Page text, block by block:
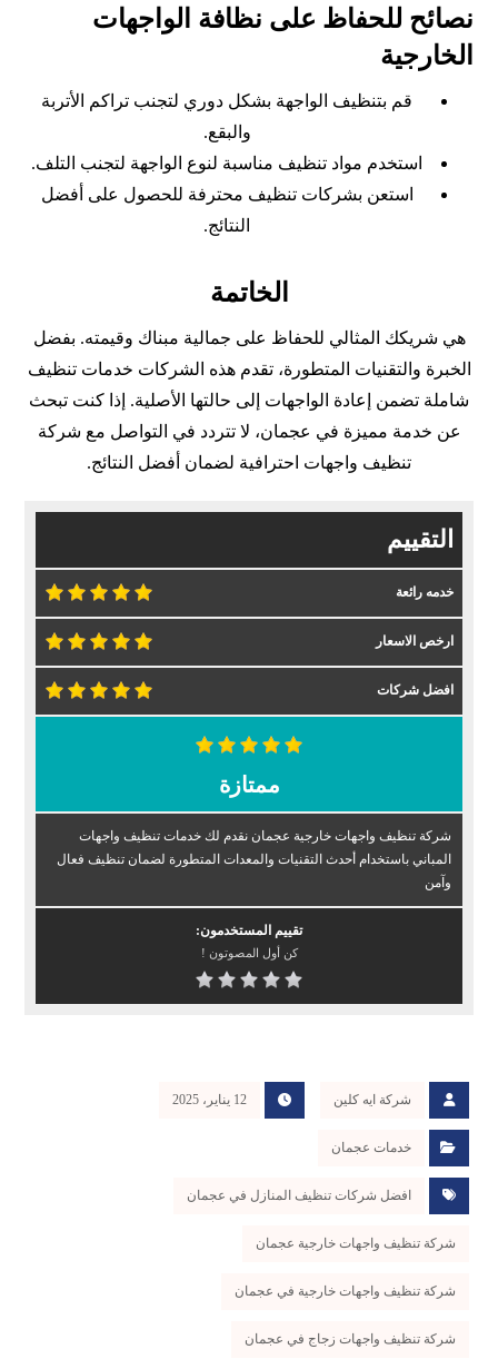
نصائح للحفاظ على نظافة الواجهات
الخارجية
قم بتنظيف الواجهة بشكل دوري لتجنب تراكم الأتربة
والبقع.
استخدم مواد تنظيف مناسبة لنوع الواجهة لتجنب التلف.
استعن بشركات تنظيف محترفة للحصول على أفضل
النتائج.
الخاتمة
هي شريكك المثالي للحفاظ على جمالية مبناك وقيمته. بفضل
الخبرة والتقنيات المتطورة، تقدم هذه الشركات خدمات تنظيف
شاملة تضمن إعادة الواجهات إلى حالتها الأصلية. إذا كنت تبحث
عن خدمة مميزة في عجمان، لا تتردد في التواصل مع شركة
تنظيف واجهات احترافية لضمان أفضل النتائج.
التقييم
خدمه رائعة
ارخص الاسعار
افضل شركات
ممتازة
شركة تنظيف واجهات خارجية عجمان نقدم لك خدمات تنظيف واجهات
المباني باستخدام أحدث التقنيات والمعدات المتطورة لضمان تنظيف فعال
وآمن
تقييم المستخدمون:
كن أول المصوتون !
شركة ايه كلين 12 يناير، 2025
خدمات عجمان
افضل شركات تنظيف المنازل في عجمان
شركة تنظيف واجهات خارجية عجمان
شركة تنظيف واجهات خارجية في عجمان
شركة تنظيف واجهات زجاج في عجمان